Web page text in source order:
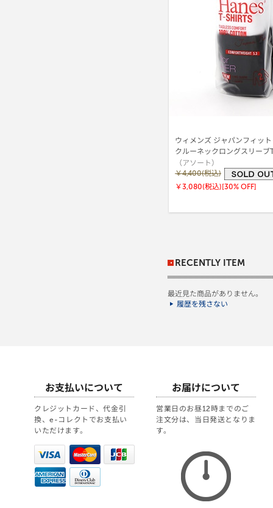
ウィメンズ ジャパンフィッ
クルーネックロングスリーブ
5.3oz 25FW Japan Fit for
(HW5440)
（アソート）
￥4,400(税込)
￥3,080(税込)[30% OFF]
RECENTLY ITEM
最近見た商品がありません。
履歴を残さない
お支払いについて
クレジットカード、代金引
換、e-コレクトでお支払い
いただけます。
お届けについて
営業日のお昼12時までのご
注文分は、当日発送となりま
す。